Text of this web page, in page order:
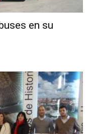
en su